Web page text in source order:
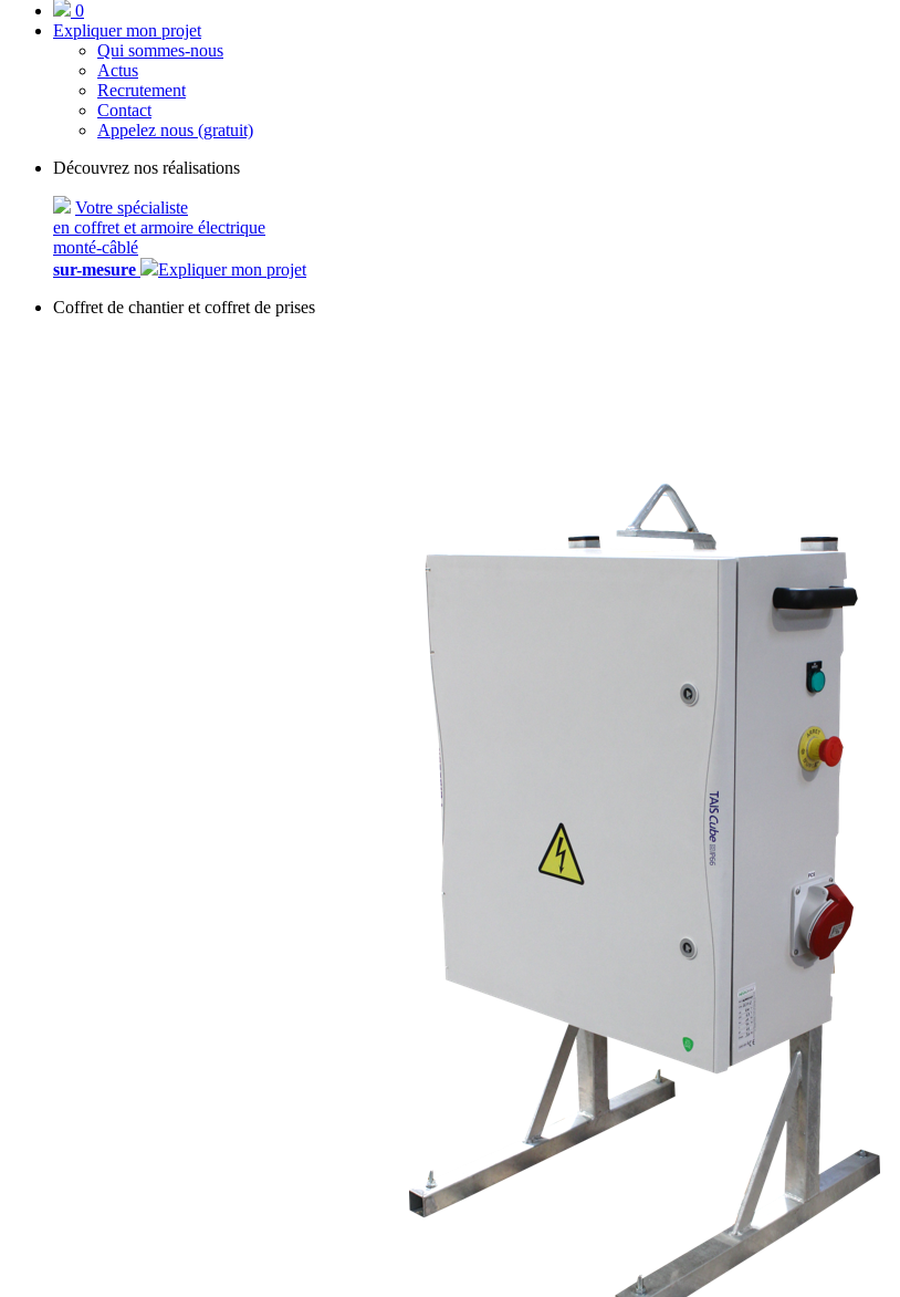
0
Expliquer mon projet
Qui sommes-nous
Actus
Recrutement
Contact
Appelez nous (gratuit)
Découvrez nos réalisations
Votre spécialiste
en coffret et armoire électrique
monté-câblé
sur-mesure
Expliquer mon projet
Coffret de chantier et coffret de prises